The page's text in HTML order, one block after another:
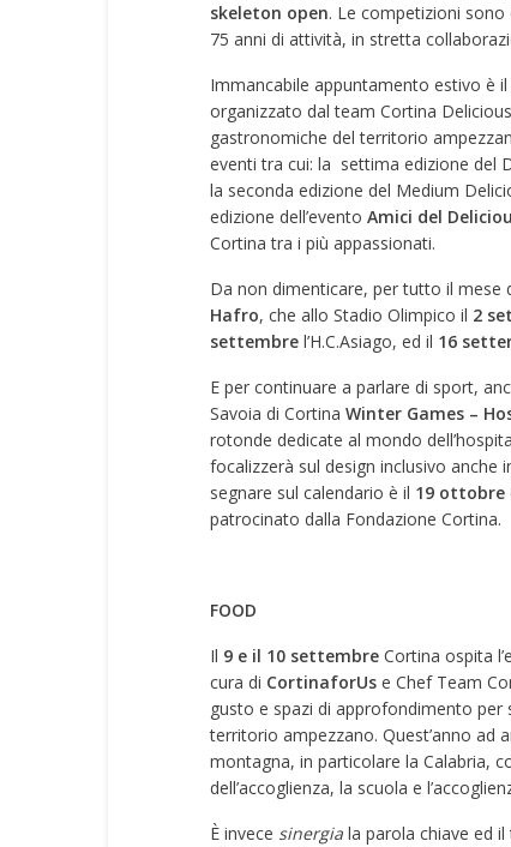
skeleton open. Le competizioni sono
75 anni di attività, in stretta
Immancabile appuntamento estivo è il
organizzato dalteam Cortina Delicious
gastronomiche del territorio
eventi tra cui: la settima edizione del
la seconda edizione del Medium
edizione dell’evento Amici del
Cortina tra i più appassionati.
Da non dimenticare, per tutto il mese
Hafro, che allo Stadio Olimpico il 2
settembrel’H.C.Asiago, ed il 16
E per continuare a parlare di sport,
Savoia di Cortina Winter Games –
rotonde dedicate al mondo
focalizzerà sul design inclusivo anche
segnare sul calendario è il 19 ottobre
patrocinato dalla Fondazione Cortina.
FOOD
Il 9 e il 10 settembreCortina ospita
cura di CortinaforUse Chef Team
gusto e spazi di approfondimento
territorio ampezzano. Quest’anno ad
montagna, in particolare la Calabria,
dell’accoglienza, la scuola e
È invece sinergiala parola chiave ed il